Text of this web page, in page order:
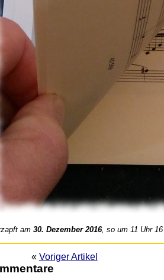
am30. Dezember 2016, so um 11 Uhr 16
« Voriger Artikel